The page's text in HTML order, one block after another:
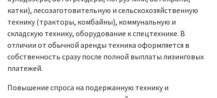
катки), лесозаготовительную и сельскохозяйственную
технику (тракторы, комбайны), коммунальную и
складскую технику, оборудование к спецтехнике. В
отличии от обычной аренды техника оформляется в
собственность сразу после полной выплаты лизинговых
платежей.
Повышение спроса на подержанную технику и